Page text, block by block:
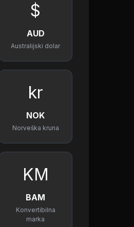
$
AUD
Australijski dolar
kr
NOK
Norveška kruna
KM
BAM
Konvertibilna
marka